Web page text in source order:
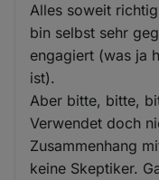
Alles soweit
bin selbst sehr
engagiert (was ja
ist).
Aber bitte, bitte,
Verwendet doch
Zusammenhang
keine Skeptiker.